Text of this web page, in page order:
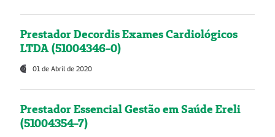
Prestador Decordis Exames Cardiológicos
LTDA (51004346-0)
01 de Abril de 2020
Prestador Essencial Gestão em Saúde Ereli
(51004354-7)